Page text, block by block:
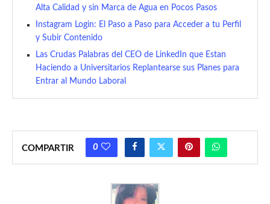
Alta Calidad y sin Marca de Agua en Pocos Pasos
Instagram Login: El Paso a Paso para Acceder a tu Perfil
y Subir Contenido
Las Crudas Palabras del CEO de LinkedIn que Estan
Haciendo a Universitarios Replantearse sus Planes para
Entrar al Mundo Laboral
COMPARTIR 0